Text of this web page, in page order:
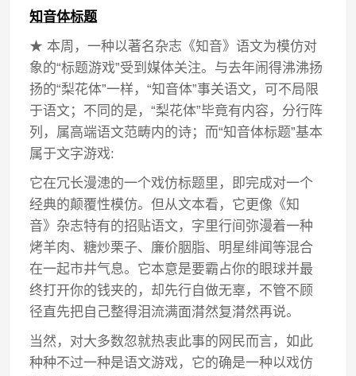
知音体标题
★ 本周，一种以著名杂志《知音》语文为模仿对
象的“标题游戏”受到媒体关注。与去年闹得沸沸扬
扬的“梨花体”一样，“知音体”事关语文，可不局限
于语文；不同的是，“梨花体”毕竟有内容，分行阵
列，属高端语文范畴内的诗；而“知音体标题”基本
属于文字游戏:
它在冗长漫漶的一个戏仿标题里，即完成对一个
经典的颠覆性模仿。但从文本看，它更像《知
音》杂志特有的招贴语文，字里行间弥漫着一种
烤羊肉、糖炒栗子、廉价胭脂、明星绯闻等混合
在一起市井气息。它本意是要霸占你的眼球并最
终打开你的钱夹的，却先行自做无辜，不管不顾
径直先把自己整得泪流满面潸然复潸然再说。
当然，对大多数忽就热衷此事的网民而言，如此
种种不过一种是语文游戏，它的确是一种以戏仿